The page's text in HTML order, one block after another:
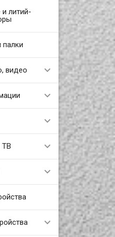
литий-
видео
ТВ